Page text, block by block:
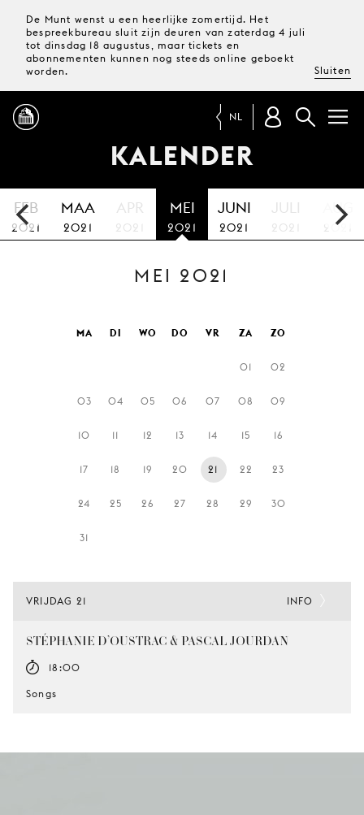
De Munt wenst u een heerlijke zomertijd. Het
bespreekbureau sluit zijn deuren van zaterdag 4 juli
tot dinsdag 18 augustus, maar tickets en
abonnementen kunnen nog steeds online geboekt
worden.
Sluiten
PROGRAMMA
MAGAZINE
ABONNEMENTEN
BEZOEK
DE
MUNT
STEUN
NL
KALENDER
FEB
2021
MAA
2021
APR
2021
MEI
2021
JUNI
2021
JULI
2021
AUG
2021
MEI 2021
MA DI WO DO VR ZA ZO
01 02
03 04 05 06 07 08 09
10 11 12 13 14 15 16
17 18 19 20 21 22 23
24 25 26 27 28 29 30
31
VRIJDAG 21
STÉPHANIE D’OUSTRAC & PASCAL JOURDAN
18:00
Songs
INFO